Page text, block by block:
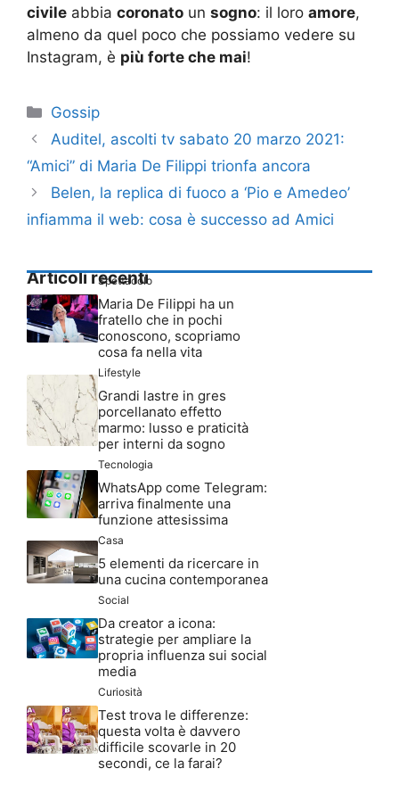
civile abbia coronato un sogno: il loro amore,
almeno da quel poco che possiamo vedere su
Instagram, è più forte che mai!
Categorie
Gossip
Auditel, ascolti tv sabato 20 marzo 2021:
“Amici” di Maria De Filippi trionfa ancora
Belen, la replica di fuoco a ‘Pio e Amedeo’
infiamma il web: cosa è successo ad Amici
Articoli recenti
Spettacolo
Maria De Filippi ha un
fratello che in pochi
conoscono, scopriamo
cosa fa nella vita
Lifestyle
Grandi lastre in gres
porcellanato effetto
marmo: lusso e praticità
per interni da sogno
Tecnologia
WhatsApp come Telegram:
arriva finalmente una
funzione attesissima
Casa
5 elementi da ricercare in
una cucina contemporanea
Social
Da creator a icona:
strategie per ampliare la
propria influenza sui social
media
Curiosità
Test trova le differenze:
questa volta è davvero
difficile scovarle in 20
secondi, ce la farai?